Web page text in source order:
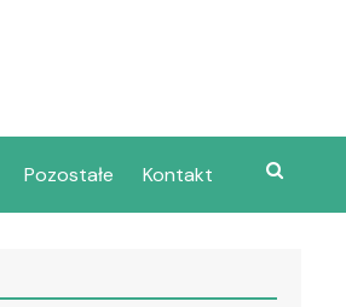
Pozostałe Kontakt